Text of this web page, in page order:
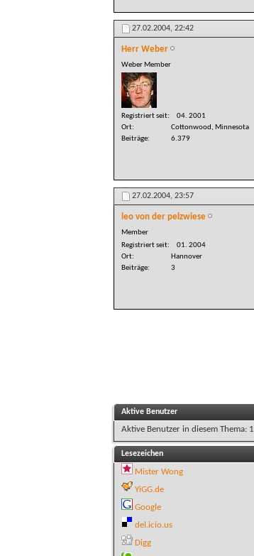
27.02.2004, 22:42
Herr Weber
Weber Member
Registriert seit
04. 2001
Ort
Cottonwood, Minnesota
Beiträge
6.379
27.02.2004, 23:57
leo von der pelzwiese
Member
Registriert seit
01. 2004
Ort
Hannover
Beiträge
3
Aktive Benutzer
Aktive Benutzer in diesem Thema: 1
Lesezeichen
Mister Wong
YiGG.de
Google
del.icio.us
Digg